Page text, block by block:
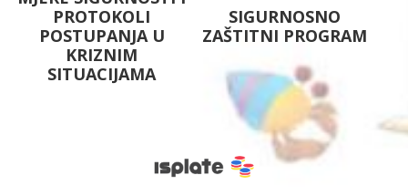
PROTOKOLI
POSTUPANJA U
KRIZNIM
SITUACIJAMA
SIGURNOSNO
ZAŠTITNI PROGRAM